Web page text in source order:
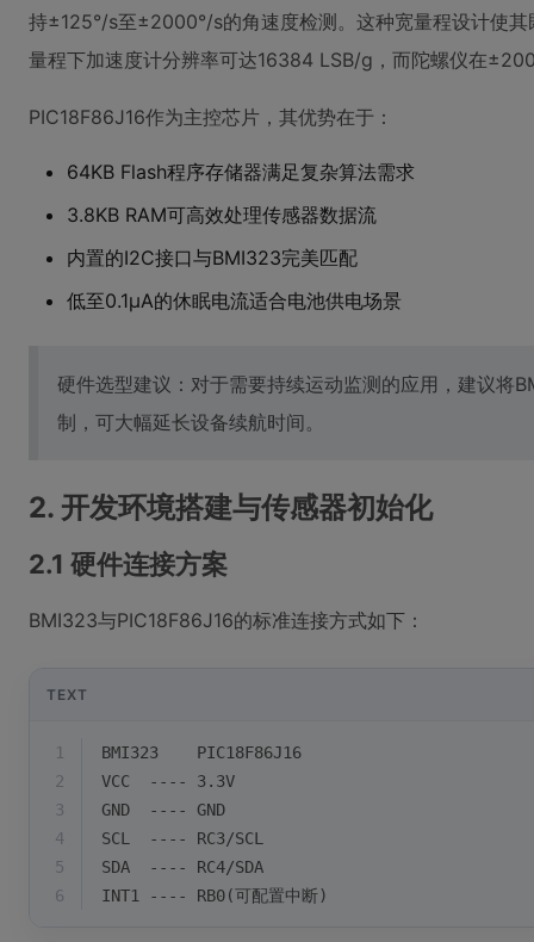
持±125°/s至±2000°/s的角速度检测。这种宽量程设计使
量程下加速度计分辨率可达16384 LSB/g，而陀螺仪在
PIC18F86J16作为主控芯片，其优势在于：
64KB Flash程序存储器满足复杂算法需求
3.8KB RAM可高效处理传感器数据流
内置的I2C接口与BMI323完美匹配
低至0.1μA的休眠电流适合电池供电场景
硬件选型建议：对于需要持续运动监测的应用，建议
制，可大幅延长设备续航时间。
2. 开发环境搭建与传感器初始化
2.1 硬件连接方案
BMI323与PIC18F86J16的标准连接方式如下：
TEXT
1
BMI323    PIC18F86J16
2
VCC  ---- 3.3V
3
GND  ---- GND
4
SCL  ---- RC3/SCL
5
SDA  ---- RC4/SDA
6
INT1 ---- RB0(可配置中断)